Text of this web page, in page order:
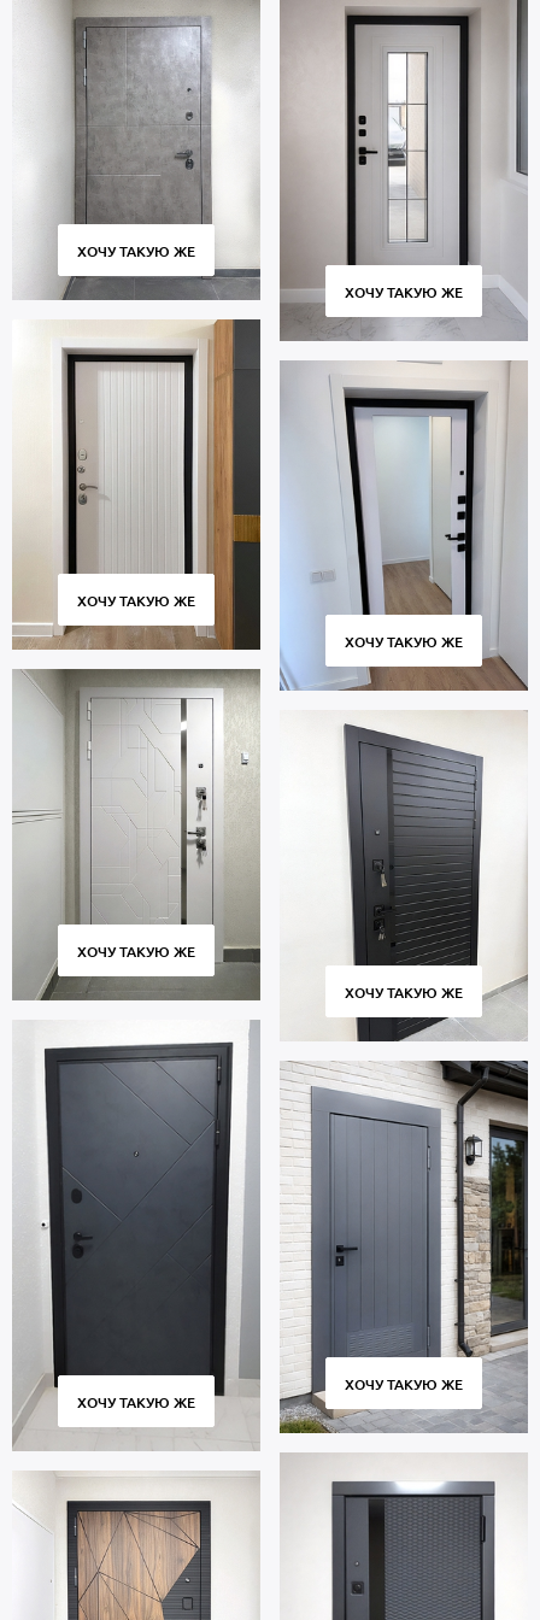
При производстве дверей с максимальным утеплением
используется технология терморазрыв, которая исключает
образование мостиков холода и промерзание двери в сильные
Стоимость двери указана за стандартные размеры 2000х800 мм.
Вы можете заказать изготовление по размерам вашего проема.
Заказывайте дверь МДФ от производителя. Срок изготовления –
от 4 дней, доставка по всей Московской области,
ХОЧУ ТАКУЮ ЖЕ
ХОЧУ ТАКУЮ ЖЕ
ХОЧУ ТАКУЮ ЖЕ
ХОЧУ ТАКУЮ ЖЕ
ХОЧУ ТАКУЮ ЖЕ
ХОЧУ ТАКУЮ ЖЕ
ХОЧУ ТАКУЮ ЖЕ
ХОЧУ ТАКУЮ ЖЕ